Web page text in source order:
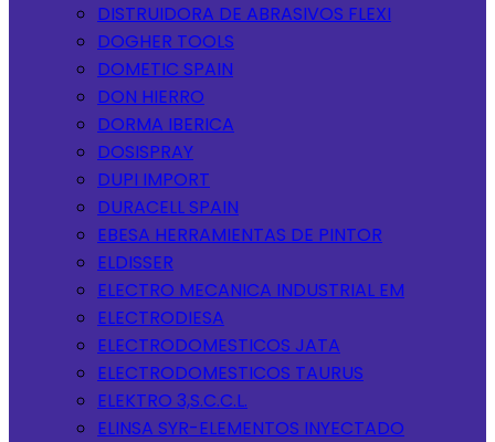
DISTRUIDORA DE ABRASIVOS FLEXI
DOGHER TOOLS
DOMETIC SPAIN
DON HIERRO
DORMA IBERICA
DOSISPRAY
DUPI IMPORT
DURACELL SPAIN
EBESA HERRAMIENTAS DE PINTOR
ELDISSER
ELECTRO MECANICA INDUSTRIAL EM
ELECTRODIESA
ELECTRODOMESTICOS JATA
ELECTRODOMESTICOS TAURUS
ELEKTRO 3,S.C.C.L.
ELINSA SYR-ELEMENTOS INYECTADO